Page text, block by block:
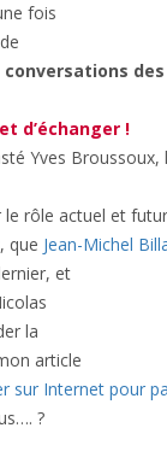
fois
conversations
d’échanger !
Yves Broussoux,
rôle actuel et
que Jean-Michel
et
la
article
sur Internet pour
?